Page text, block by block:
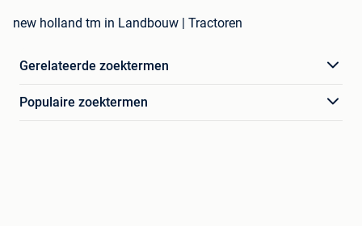
new holland tm in Landbouw | Tractoren
Gerelateerde zoektermen
Populaire zoektermen